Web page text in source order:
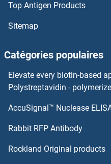
FNBP1 Anticorps
FN3K Anticorps
FMR1 Anticorps
FMO5 Anticorps
Top Antigen Products
Sitemap
Catégories populaires
Elevate every biotin-based
Polystreptavidin -
AccuSignal™ Nuclease
Rabbit RFP Antibody
Rockland Original products